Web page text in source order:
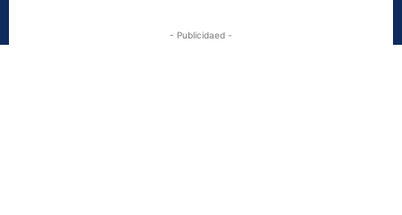
- Publicidaed -